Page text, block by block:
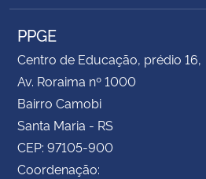
PPGE
Centro de Educação, prédio 16,
Av. Roraima nº 1000
Bairro Camobi
Santa Maria - RS
CEP: 97105-900
Coordenação: